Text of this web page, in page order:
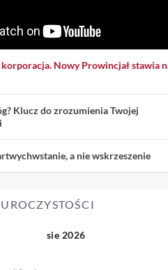
Nowy Prowincjał stawia
Klucz do zrozumienia Twojej
a nie wskrzeszenie
sie 2026